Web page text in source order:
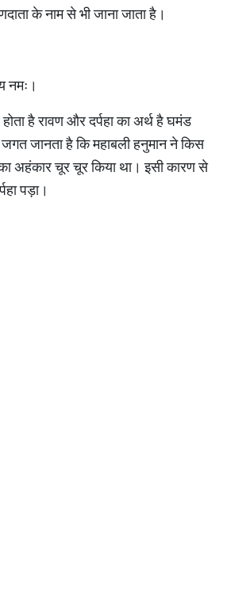
के नाम से भी जाना जाता है।
नमः।
है रावण और दर्पहा का अर्थ है घमंड
जानता है कि महाबली हनुमान ने किस
अहंकार चूर चूर किया था। इसी कारण से
पड़ा।